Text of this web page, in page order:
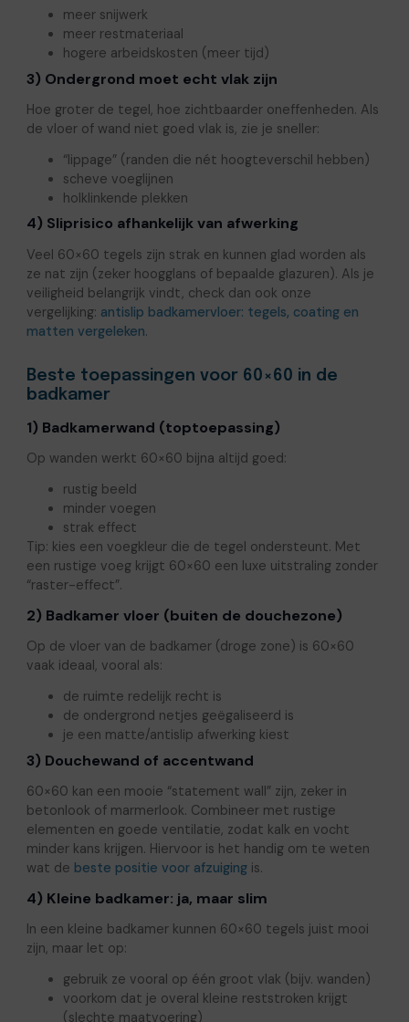
meer snijwerk
meer restmateriaal
hogere arbeidskosten (meer tijd)
3) Ondergrond moet echt vlak zijn
Hoe groter de tegel, hoe zichtbaarder oneffenheden. Als
de vloer of wand niet goed vlak is, zie je sneller:
“lippage” (randen die nét hoogteverschil hebben)
scheve voeglijnen
holklinkende plekken
4) Sliprisico afhankelijk van afwerking
Veel 60×60 tegels zijn strak en kunnen glad worden als
ze nat zijn (zeker hoogglans of bepaalde glazuren). Als je
veiligheid belangrijk vindt, check dan ook onze
vergelijking: antislip badkamervloer: tegels, coating en
matten vergeleken.
Beste toepassingen voor 60×60 in de
badkamer
1) Badkamerwand (toptoepassing)
Op wanden werkt 60×60 bijna altijd goed:
rustig beeld
minder voegen
strak effect
Tip: kies een voegkleur die de tegel ondersteunt. Met
een rustige voeg krijgt 60×60 een luxe uitstraling zonder
“raster-effect”.
2) Badkamer vloer (buiten de douchezone)
Op de vloer van de badkamer (droge zone) is 60×60
vaak ideaal, vooral als:
de ruimte redelijk recht is
de ondergrond netjes geëgaliseerd is
je een matte/antislip afwerking kiest
3) Douchewand of accentwand
60×60 kan een mooie “statement wall” zijn, zeker in
betonlook of marmerlook. Combineer met rustige
elementen en goede ventilatie, zodat kalk en vocht
minder kans krijgen. Hiervoor is het handig om te weten
wat de beste positie voor afzuigingis.
4) Kleine badkamer: ja, maar slim
In een kleine badkamer kunnen 60×60 tegels juist mooi
zijn, maar let op:
gebruik ze vooral op één groot vlak (bijv. wanden)
voorkom dat je overal kleine reststroken krijgt
(slechte maatvoering)